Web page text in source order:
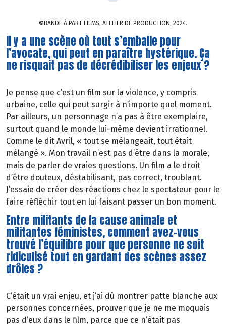
©BANDE À PART FILMS, ATELIER DE PRODUCTION, 2024.
Il y a une scène où tout s’emballe pour
l’avocate, qui peut en paraître hystérique. Ça
ne risquait pas de décrédibiliser les enjeux ?
Je pense que c’est un film sur la violence, y compris
urbaine, celle qui peut surgir à n’importe quel moment.
Par ailleurs, un personnage n’a pas à être exemplaire,
surtout quand le monde lui-même devient irrationnel.
Comme le dit Avril, « tout se mélangeait, tout était
mélangé ». Mon travail n’est pas d’être dans la morale,
mais de parler de vraies questions. Un film a le droit
d’être douteux, déstabilisant, pas correct, troublant.
J’essaie de créer des réactions chez le spectateur pour le
faire réfléchir tout en lui faisant passer un bon moment.
Entre militants de la cause animale et
militantes féministes, comment avez-vous
trouvé l’équilibre pour que personne ne soit
ridiculisé tout en gardant des scènes assez
drôles ?
C’était un vrai enjeu, et j’ai dû montrer patte blanche aux
personnes concernées, prouver que je ne me moquais
pas d’eux dans le film, parce que ce n’était pas